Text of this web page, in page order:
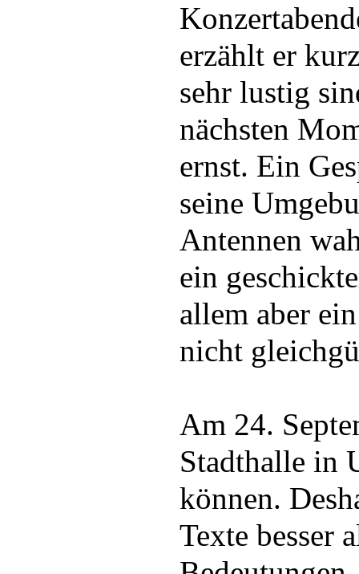
erzählt er
sehr lustig
nächsten
ernst. Ein
seine
Antennen
ein
allem aber
nicht
Am 24.
Stadthalle in
können.
Texte besser